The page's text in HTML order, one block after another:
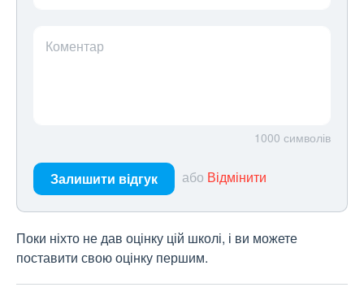
Коментар
1000 символів
Залишити відгук або Відмінити
Поки ніхто не дав оцінку цій школі, і ви можете
поставити свою оцінку першим.